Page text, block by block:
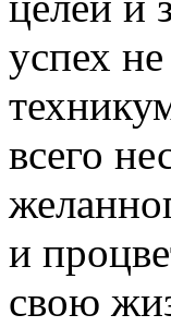
успех
всего
и
свою